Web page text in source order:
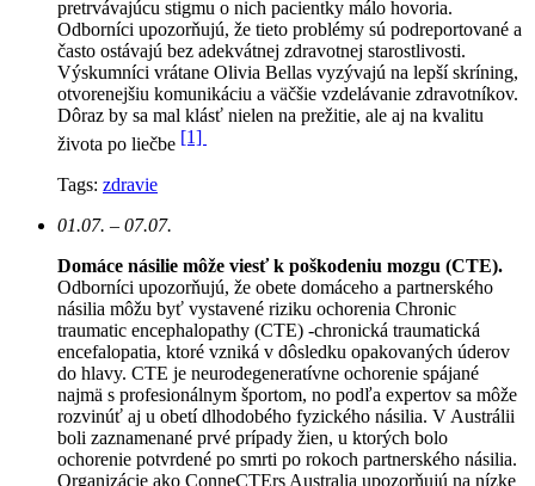
pretrvávajúcu stigmu o nich pacientky málo hovoria.
Odborníci upozorňujú, že tieto problémy sú podreportované a
často ostávajú bez adekvátnej zdravotnej starostlivosti.
Výskumníci vrátane Olivia Bellas vyzývajú na lepší skríning,
otvorenejšiu komunikáciu a väčšie vzdelávanie zdravotníkov.
Dôraz by sa mal klásť nielen na prežitie, ale aj na kvalitu
života po liečbe [1]
Tags: zdravie
01.07. – 07.07.
Domáce násilie môže viesť k poškodeniu mozgu (CTE).
Odborníci upozorňujú, že obete domáceho a partnerského
násilia môžu byť vystavené riziku ochorenia Chronic
traumatic encephalopathy (CTE) -chronická traumatická
encefalopatia, ktoré vzniká v dôsledku opakovaných úderov
do hlavy. CTE je neurodegeneratívne ochorenie spájané
najmä s profesionálnym športom, no podľa expertov sa môže
rozvinúť aj u obetí dlhodobého fyzického násilia. V Austrálii
boli zaznamenané prvé prípady žien, u ktorých bolo
ochorenie potvrdené po smrti po rokoch partnerského násilia.
Organizácie ako ConneCTErs Australia upozorňujú na nízke